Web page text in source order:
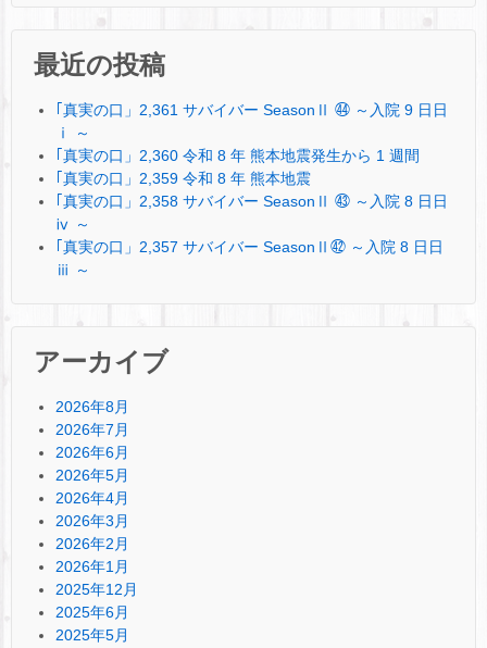
最近の投稿
｢真実の口」2,361 サバイバー SeasonⅡ ㊹ ～入院 9 日日
ⅰ ～
｢真実の口」2,360 令和 8 年 熊本地震発生から 1 週間
｢真実の口」2,359 令和 8 年 熊本地震
｢真実の口」2,358 サバイバー SeasonⅡ ㊸ ～入院 8 日日
ⅳ ～
｢真実の口」2,357 サバイバー SeasonⅡ㊷ ～入院 8 日日
ⅲ ～
アーカイブ
2026年8月
2026年7月
2026年6月
2026年5月
2026年4月
2026年3月
2026年2月
2026年1月
2025年12月
2025年6月
2025年5月